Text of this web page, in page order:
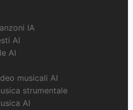
IA
AI
AI
musicali AI
strumentale
AI